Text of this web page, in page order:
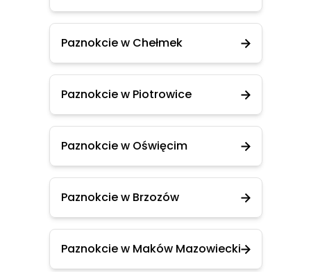
Paznokcie w Chełmek
Paznokcie w Piotrowice
Paznokcie w Oświęcim
Paznokcie w Brzozów
Paznokcie w Maków Mazowiecki